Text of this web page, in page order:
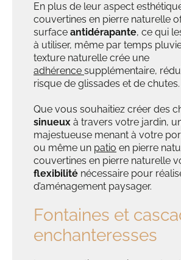
En plus de leur aspect
couvertines en pierre naturelle
surface antidérapante, ce qui
à utiliser, même par temps
texture naturelle crée une
adhérence supplémentaire,
risque de glissades et de chutes.
Que vous souhaitiez créer des
sinueux à travers votre jardin,
majestueuse menant à votre
ou même un patio en pierre
couvertines en pierre naturelle
flexibilité nécessaire pour
d’aménagement paysager.
Fontaines et
enchanteresses